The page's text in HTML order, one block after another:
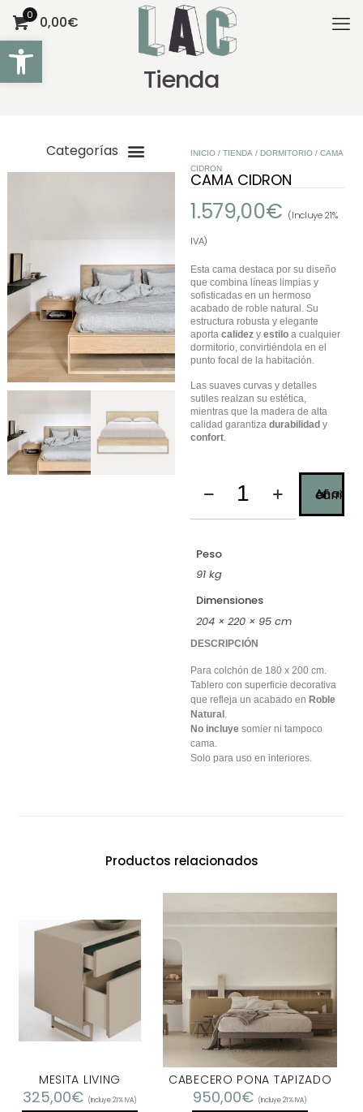
Abrir barra de herramientas
0 0,00€
Tienda
INICIO /TIENDA /DORMITORIO / CAMA
CIDRON
CAMA CIDRON
1.579,00€ (Incluye 21%
IVA)
Esta cama destaca por su diseño
que combina líneas limpias y
sofisticadas en un hermoso
acabado de roble natural. Su
estructura robusta y elegante
aportacalidez yestilo a cualquier
dormitorio, convirtiéndola en el
punto focal de la habitación.
Las suaves curvas y detalles
sutiles realzan su estética,
mientras que la madera de alta
calidad garantizadurabilidad y
confort
Añadir al carrito
Peso
91 kg
Dimensiones
204 × 220 × 95 cm
DESCRIPCIÓN
Para colchón de 180 x 200 cm.
Tablero con superficie decorativa
que refleja un acabado en Roble
Natural
No incluye somier ni tampoco
cama.
Solo para uso en interiores.
Productos relacionados
MESITA LIVING
325,00€ (Incluye 21% IVA)
CABECERO PONA TAPIZADO
950,00€ (Incluye 21% IVA)